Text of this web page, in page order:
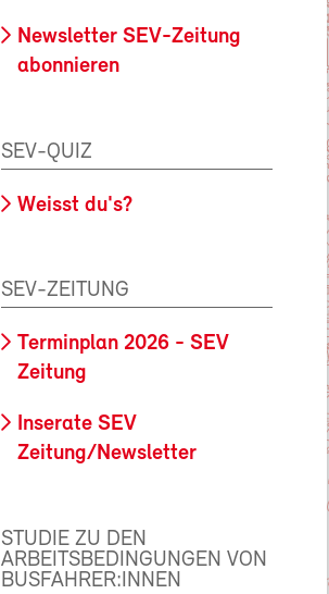
Newsletter SEV-Zeitung
abonnieren
SEV-QUIZ
Weisst du's?
SEV-ZEITUNG
Terminplan 2026 - SEV
Zeitung
Inserate SEV
Zeitung/Newsletter
STUDIE ZU DEN
ARBEITSBEDINGUNGEN VON
BUSFAHRER:INNEN